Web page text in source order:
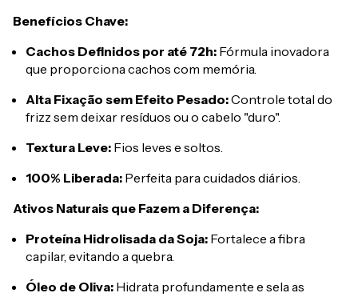
Benefícios Chave:
Cachos Definidos por até 72h: Fórmula inovadora
que proporciona cachos com memória.
Alta Fixação sem Efeito Pesado:Controle total do
frizz sem deixar resíduos ou o cabelo "duro".
Textura Leve: Fios leves e soltos.
100% Liberada: Perfeita para cuidados diários.
Ativos Naturais que Fazem a Diferença:
Proteína Hidrolisada da Soja: Fortalece a fibra
capilar, evitando a quebra.
Óleo de Oliva: Hidrata profundamente e sela as